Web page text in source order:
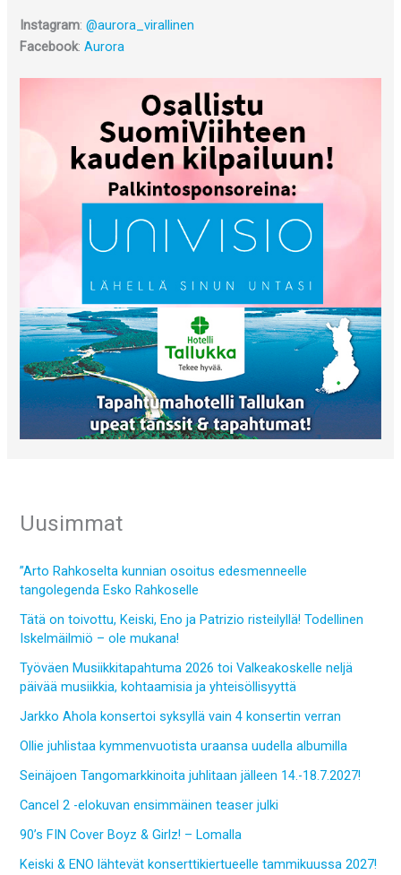
Instagram:@aurora_virallinen
Facebook:Aurora
Uusimmat
”Arto Rahkoselta kunnian osoitus edesmenneelle
tangolegenda Esko Rahkoselle
Tätä on toivottu, Keiski, Eno ja Patrizio risteilyllä! Todellinen
Iskelmäilmiö – ole mukana!
Työväen Musiikkitapahtuma 2026 toi Valkeakoskelle neljä
päivää musiikkia, kohtaamisia ja yhteisöllisyyttä
Jarkko Ahola konsertoi syksyllä vain 4 konsertin verran
Ollie juhlistaa kymmenvuotista uraansa uudella albumilla
Seinäjoen Tangomarkkinoita juhlitaan jälleen 14.-18.7.2027!
Cancel 2 -elokuvan ensimmäinen teaser julki
90’s FIN Cover Boyz & Girlz! – Lomalla
Keiski & ENO lähtevät konserttikiertueelle tammikuussa 2027!